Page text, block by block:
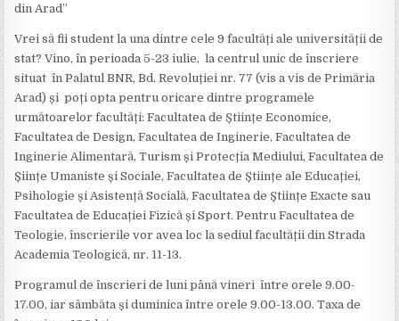
din Arad”
Vrei să fii student la una dintre cele 9 facultăți ale universității de
stat? Vino, în perioada 5-23 iulie, la centrul unic de înscriere
situat în Palatul BNR, Bd. Revoluției nr. 77 (vis a vis de Primăria
Arad) și poți opta pentru oricare dintre programele
următoarelor facultăți: Facultatea de Științe Economice,
Facultatea de Design, Facultatea de Inginerie, Facultatea de
Inginerie Alimentară, Turism și Protecția Mediului, Facultatea de
Șiințe Umaniste și Sociale, Facultatea de Științe ale Educației,
Psihologie și Asistență Socială, Facultatea de Științe Exacte sau
Facultatea de Educației Fizică și Sport. Pentru Facultatea de
Teologie, înscrierile vor avea loc la sediul facultății din Strada
Academia Teologică, nr. 11-13.
Programul de înscrieri de luni până vineri între orele 9.00-
17.00, iar sâmbăta și duminica între orele 9.00-13.00. Taxa de